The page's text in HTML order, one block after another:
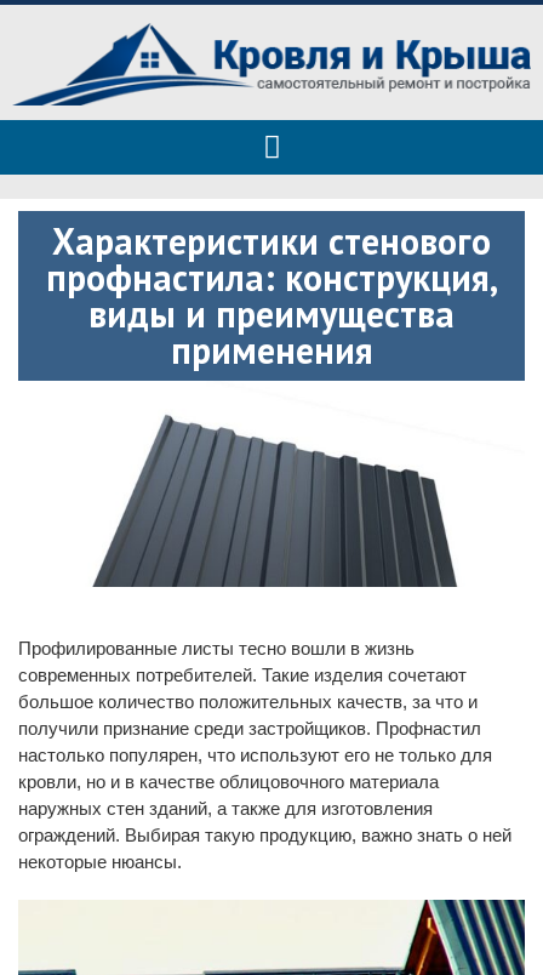
Roof tops — только полезные
советы
Полезные советы при строительстве дома и ремонте
Характеристики стенового
профнастила: конструкция,
виды и преимущества
применения
Профилированные листы тесно вошли в жизнь
современных потребителей. Такие изделия сочетают
большое количество положительных качеств, за что и
получили признание среди застройщиков. Профнастил
настолько популярен, что используют его не только для
кровли, но и в качестве облицовочного материала
наружных стен зданий, а также для изготовления
ограждений. Выбирая такую продукцию, важно знать о ней
некоторые нюансы.